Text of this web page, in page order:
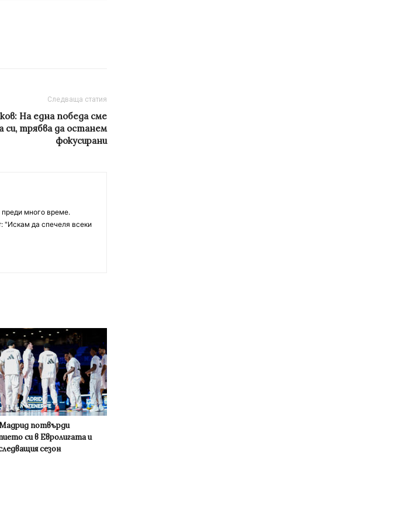
Следваща статия
На една победа сме
си, трябва да останем
фокусирани
много време.
"Искам да спечеля всеки
потвърди
си в Евролигата и
сезон